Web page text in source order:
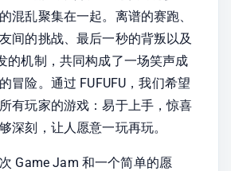
混乱聚集在一起。离谱的赛跑、
间的挑战、最后一秒的背叛以及
的机制，共同构成了一场笑声成
冒险。通过 FUFUFU，我们希望
有玩家的游戏：易于上手，惊喜
深刻，让人愿意一玩再玩。
Game Jam 和一个简单的愿